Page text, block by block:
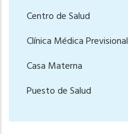
Centro de Salud
Clínica Médica Previsional
Casa Materna
Puesto de Salud